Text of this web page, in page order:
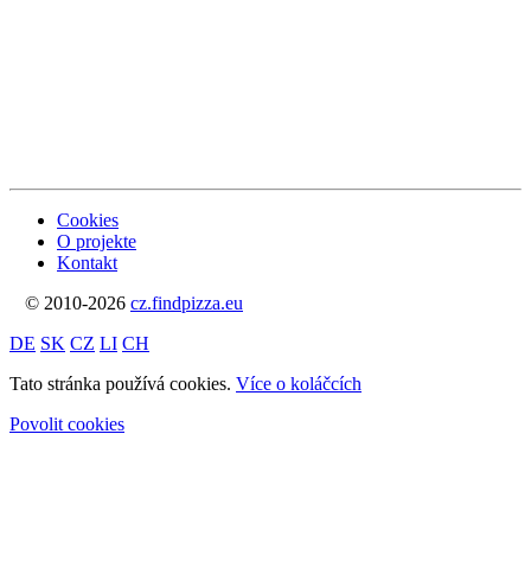
Cookies
O projekte
Kontakt
© 2010-2026 cz.findpizza.eu
DE SK CZ LI CH
Tato stránka používá cookies. Více o koláčcích
Povolit cookies